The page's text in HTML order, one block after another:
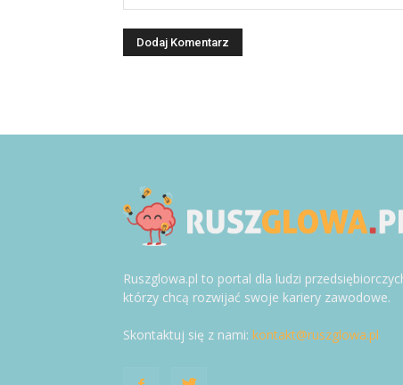
Ruszglowa.pl to portal dla ludzi
którzy chcą rozwijać swoje kariery zawodowe.
Skontaktuj się z nami: kontakt@ruszglowa.pl